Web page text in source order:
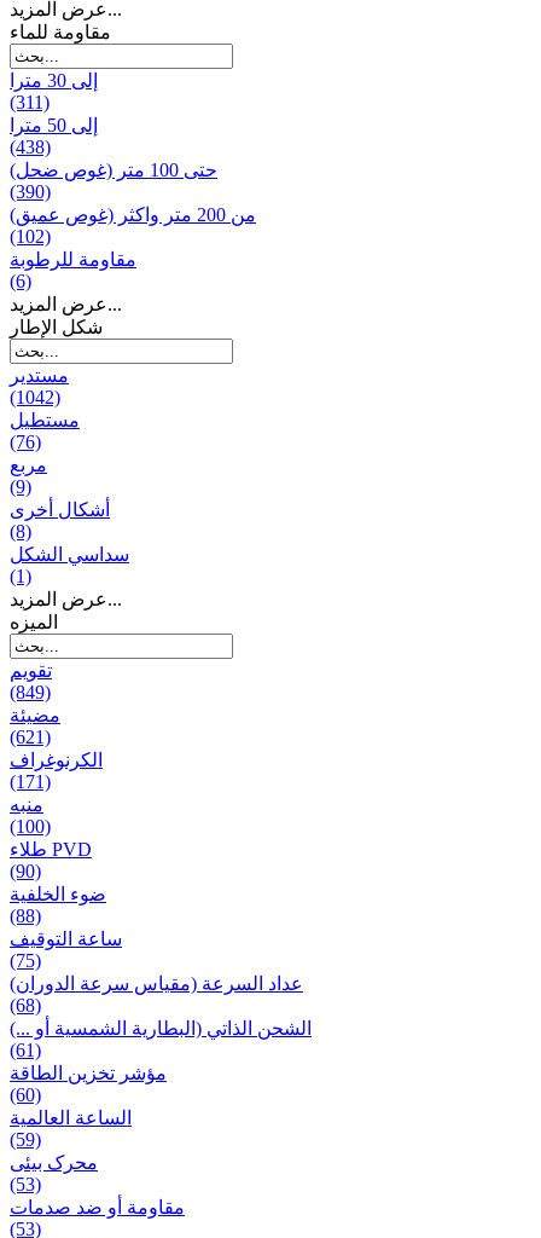
عرض المزيد...
مقاومة للماء
إلى 30 مترا
(311)
إلى 50 مترا
(438)
حتى 100 متر (غوص ضحل)
(390)
من 200 متر واکثر (غوص عميق)
(102)
مقاومة للرطوبة
(6)
عرض المزيد...
شكل الإطار
مستدير
(1042)
مستطيل
(76)
مربع
(9)
أشكال أخرى
(8)
سداسي الشكل
(1)
عرض المزيد...
المیزه
تقويم
(849)
مضيئة
(621)
الكرنوغراف
(171)
منبه
(100)
طلاء PVD
(90)
ضوء الخلفية
(88)
ساعة التوقيف
(75)
عداد السرعة (مقياس سرعة الدوران)
(68)
الشحن الذاتي (البطارية الشمسية أو ...)
(61)
مؤشر تخزين الطاقة
(60)
الساعة العالمية
(59)
محرک بیئی
(53)
مقاومة أو ضد صدمات
(53)